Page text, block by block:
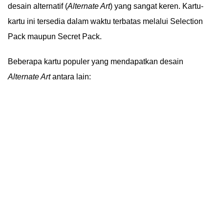
desain alternatif (Alternate Art) yang sangat keren. Kartu-
kartu ini tersedia dalam waktu terbatas melalui Selection
Pack maupun Secret Pack.
Beberapa kartu populer yang mendapatkan desain
Alternate Artantara lain: